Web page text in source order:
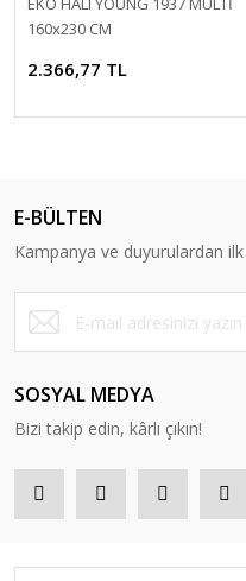
160x230 CM
2.366,77 TL
E-BÜLTEN
Kampanya ve duyurulardan
SOSYAL MEDYA
Bizi takip edin, kârlı çıkın!